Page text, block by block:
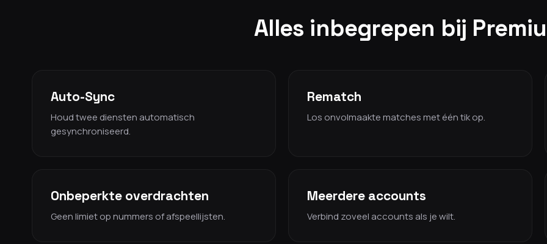
Alles inbegrepen bij
Auto-Sync
Houd twee diensten automatisch
gesynchroniseerd.
Rematch
Los onvolmaakte matches met één tik op.
Onbeperkte overdrachten
Geen limiet op nummers of afspeellijsten.
Meerdere accounts
Verbind zoveel accounts als je wilt.